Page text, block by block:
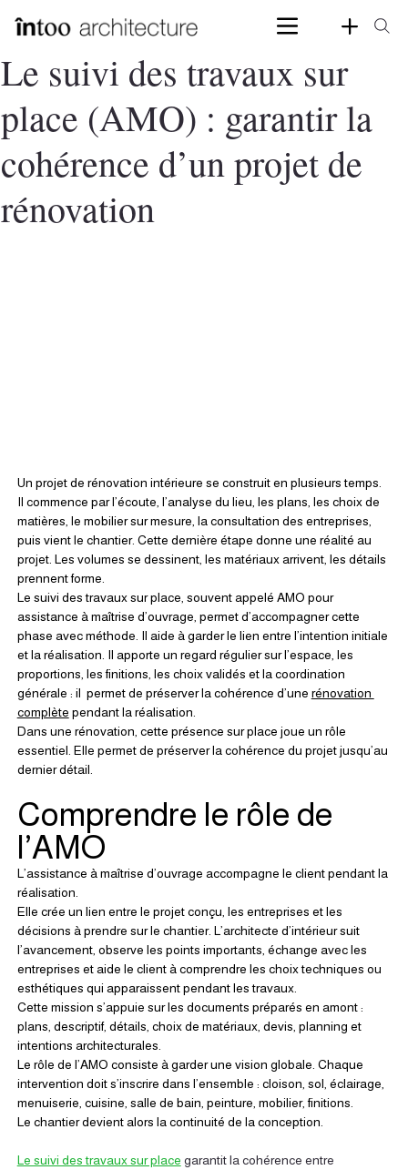
Le suivi des travaux sur
place (AMO) : garantir la
cohérence d’un projet de
rénovation
Un projet de rénovation intérieure se construit en plusieurs temps.
Il commence par l’écoute, l’analyse du lieu, les plans, les choix de
matières, le mobilier sur mesure, la consultation des entreprises,
puis vient le chantier. Cette dernière étape donne une réalité au
projet. Les volumes se dessinent, les matériaux arrivent, les détails
prennent forme.
Le suivi des travaux sur place, souvent appelé AMO pour
assistance à maîtrise d’ouvrage, permet d’accompagner cette
phase avec méthode. Il aide à garder le lien entre l’intention initiale
et la réalisation. Il apporte un regard régulier sur l’espace, les
proportions, les finitions, les choix validés et la coordination
générale : il  permet de préserver la cohérence d’une rénovation
complète pendant la réalisation.
Dans une rénovation, cette présence sur place joue un rôle
essentiel. Elle permet de préserver la cohérence du projet jusqu’au
dernier détail.
Comprendre le rôle de
l’AMO
L’assistance à maîtrise d’ouvrage accompagne le client pendant la
réalisation.
Elle crée un lien entre le projet conçu, les entreprises et les
décisions à prendre sur le chantier. L’architecte d’intérieur suit
l’avancement, observe les points importants, échange avec les
entreprises et aide le client à comprendre les choix techniques ou
esthétiques qui apparaissent pendant les travaux.
Cette mission s’appuie sur les documents préparés en amont :
plans, descriptif, détails, choix de matériaux, devis, planning et
intentions architecturales.
Le rôle de l’AMO consiste à garder une vision globale. Chaque
intervention doit s’inscrire dans l’ensemble : cloison, sol, éclairage,
menuiserie, cuisine, salle de bain, peinture, mobilier, finitions.
Le chantier devient alors la continuité de la conception.
Le suivi des travaux sur place garantit la cohérence entre